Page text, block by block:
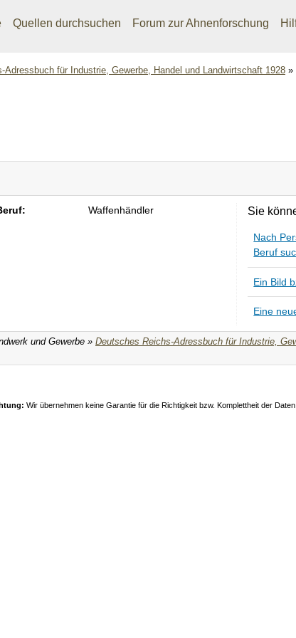
Quellen durchsuchen Forum zur Ahnenforschung
Adressbuch für Industrie, Gewerbe, Handel und Landwirtschaft 1928 »
Waffenhändler Sie
Nach
Beruf
Ein Bild
Eine
und Gewerbe » Deutsches Reichs-Adressbuch für Industrie,
Wir übernehmen keine Garantie für die Richtigkeit bzw. Komplettheit der Daten